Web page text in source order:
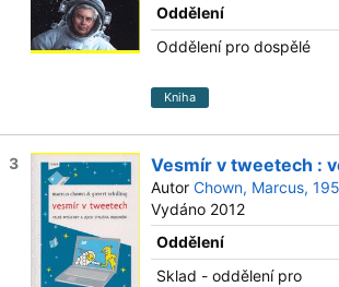
Oddělení
Oddělení pro dospělé
Kniha
3 Vesmír v tweetech :
Autor Chown, Marcus,
Vydáno 2012
Oddělení
Sklad - oddělení pro